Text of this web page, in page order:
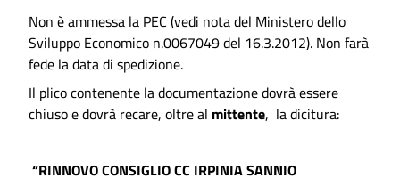
Non è ammessa la PEC (vedi nota del Ministero dello
Sviluppo Economico n.0067049 del 16.3.2012). Non farà
fede la data di spedizione.
Il plico contenente la documentazione dovrà essere
chiuso e dovrà recare, oltre al mittente, la dicitura:
“RINNOVO CONSIGLIO CC IRPINIA SANNIO